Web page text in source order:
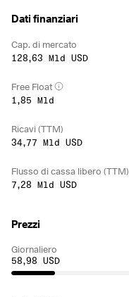
Dati finanziari
Cap. di mercato
128,63 Mld USD
Free Float
1,85 Mld
Ricavi (TTM)
34,77 Mld USD
Flusso di cassa libero (TTM)
7,28 Mld USD
Prezzi
Giornaliero
58,98 USD